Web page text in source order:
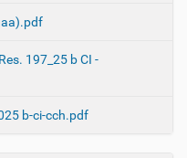
197_25 b CI -
b-ci-cch.pdf